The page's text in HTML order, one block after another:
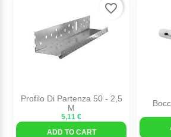
Profilo Di Partenza 50 - 2,5
M
5,11 €
ADD TO CART
favorite_border